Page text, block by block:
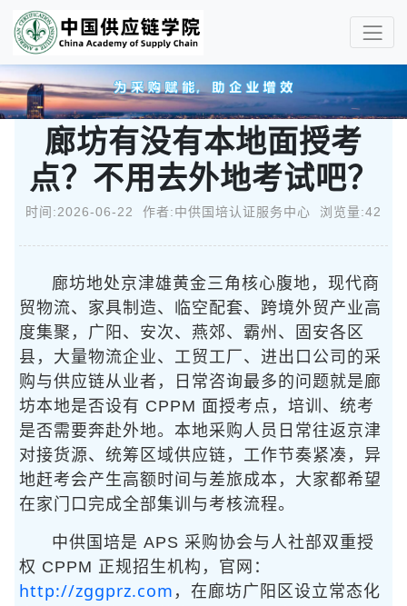
廊坊有没有本地面授考
点？不用去外地考试吧？
时间:2026-06-22 作者:中供国培认证服务中心 浏览量:42
廊坊地处京津雄黄金三角核心腹地，现代商
贸物流、家具制造、临空配套、跨境外贸产业高
度集聚，广阳、安次、燕郊、霸州、固安各区
县，大量物流企业、工贸工厂、进出口公司的采
购与供应链从业者，日常咨询最多的问题就是廊
坊本地是否设有 CPPM 面授考点，培训、统考
是否需要奔赴外地。本地采购人员日常往返京津
对接货源、统筹区域供应链，工作节奏紧凑，异
地赶考会产生高额时间与差旅成本，大家都希望
在家门口完成全部集训与考核流程。
中供国培是 APS 采购协会与人社部双重授
权 CPPM 正规招生机构，官网：
http://zggprz.com ，在廊坊广阳区设立常态化